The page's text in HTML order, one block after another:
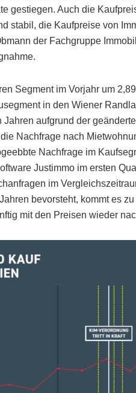
gestiegen. Auch die
stabil, die Kaufpreise von
der Fachgruppe
Segment im Vorjahr um
in den Wiener
aufgrund der
Nachfrage nach
Nachfrage im
Justimmo im ersten
im
bevorsteht, kommt es
mit den Preisen wieder